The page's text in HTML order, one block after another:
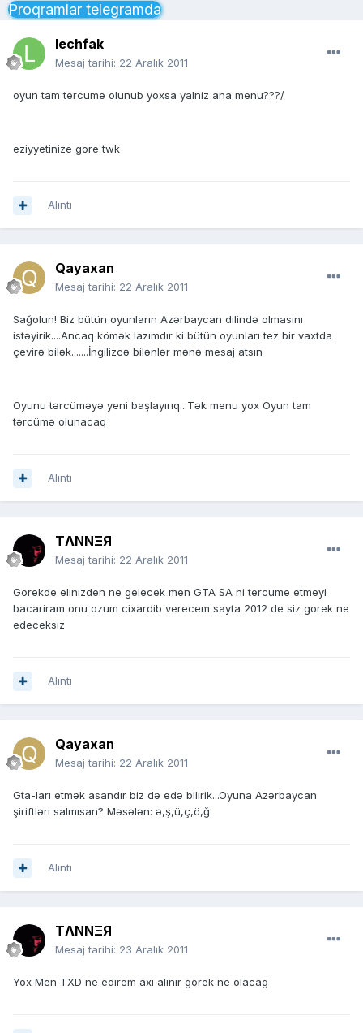
Proqramlar telegramda
lechfak
Mesaj tarihi: 22 Aralık 2011
oyun tam tercume olunub yoxsa yalniz ana menu???/
eziyyetinize gore twk
Alıntı
Qayaxan
Mesaj tarihi: 22 Aralık 2011
Sağolun! Biz bütün oyunların Azərbaycan dilində olmasını
istəyirik....Ancaq kömək lazımdır ki bütün oyunları tez bir vaxtda
çevirə bilək.......İngilizcə bilənlər mənə mesaj atsın
Oyunu tərcüməyə yeni başlayırıq...Tək menu yox Oyun tam
tərcümə olunacaq
Alıntı
TΛNNΞЯ
Mesaj tarihi: 22 Aralık 2011
Gorekde elinizden ne gelecek men GTA SA ni tercume etmeyi
bacariram onu ozum cixardib verecem sayta 2012 de siz gorek ne
edeceksiz
Alıntı
Qayaxan
Mesaj tarihi: 22 Aralık 2011
Gta-ları etmək asandır biz də edə bilirik...Oyuna Azərbaycan
şiriftləri salmısan? Məsələn: ə,ş,ü,ç,ö,ğ
Alıntı
TΛNNΞЯ
Mesaj tarihi: 23 Aralık 2011
Yox Men TXD ne edirem axi alinir gorek ne olacag